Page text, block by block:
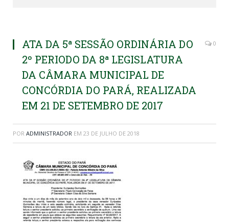
ATA DA 5ª SESSÃO ORDINÁRIA DO
2º PERIODO DA 8ª LEGISLATURA
DA CÂMARA MUNICIPAL DE
CONCÓRDIA DO PARÁ, REALIZADA
EM 21 DE SETEMBRO DE 2017
0
POR ADMINISTRADOR EM 23 DE JULHO DE 2018